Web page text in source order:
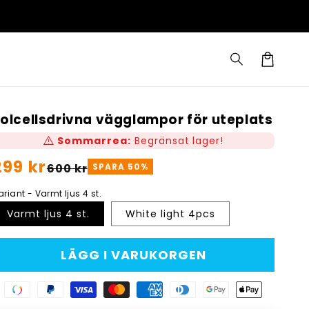
vägglampor för uteplats
warning Sommarrea: Begränsat lager!
kr600 kr SPARA 50%
- Varmt ljus 4 st.
Varmt ljus 4 st. White light 4pcs
LÄGG I VARUKORGEN
Swish
PaypalVisa MasterAmericanDinersGoogleApple